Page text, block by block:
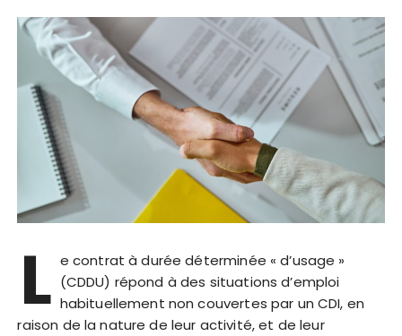
L e contrat à durée déterminée « d’usage »
(CDDU) répond à des situations d’emploi
habituellement non couvertes par un CDI, en
raison de la nature de leur activité, et de leur